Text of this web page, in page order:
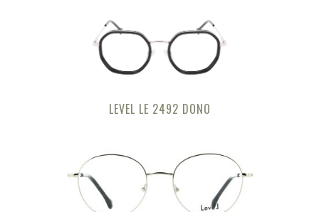
LEVEL LE 2492 DONO